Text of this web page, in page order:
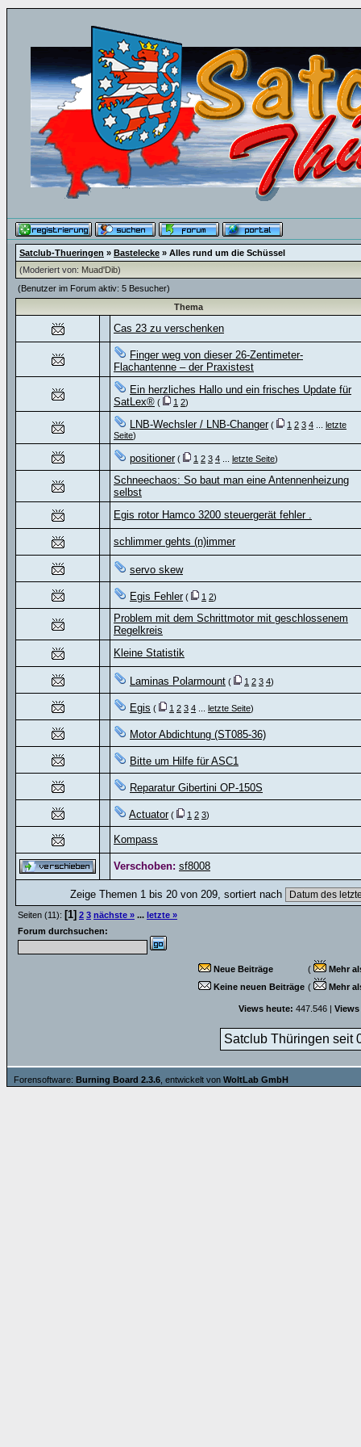
Satclub-Thueringen » Bastelecke » Alles rund um die Schüssel
(Moderiert von: Muad'Dib)
(Benutzer im Forum aktiv: 5 Besucher)
Thema
Cas 23 zu verschenken
Finger weg von dieser 26-Zentimeter-
Flachantenne – der Praxistest
Ein herzliches Hallo und ein frisches Update für
SatLex® ( 1 2)
LNB-Wechsler / LNB-Changer( 1 2 3 4
letzte
Seite)
positioner( 1 2 3 4 letzte Seite)
Schneechaos: So baut man eine Antennenheizung
selbst
Egis rotor Hamco 3200 steuergerät fehler .
schlimmer gehts (n)immer
servo skew
Egis Fehler( 1 2)
Problem mit dem Schrittmotor mit geschlossenem
Regelkreis
Kleine Statistik
Laminas Polarmount ( 1 2 3 4)
Egis ( 1 2 3 4 letzte Seite)
Motor Abdichtung (ST085-36)
Bitte um Hilfe für ASC1
Reparatur Gibertini OP-150S
Actuator( 1 2 3)
Kompass
Verschoben: sf8008
Zeige Themen 1 bis 20 von 209, sortiert nach
Seiten (11): [1] 2 3 nächste » ... letzte »
Forum durchsuchen:
Neue Beiträge (
Mehr
Keine neuen Beiträge ( Mehr
Views heute: 447.546 |
Satclub Thüringen seit
Forensoftware: Burning Board 2.3.6 , entwickelt von WoltLab GmbH